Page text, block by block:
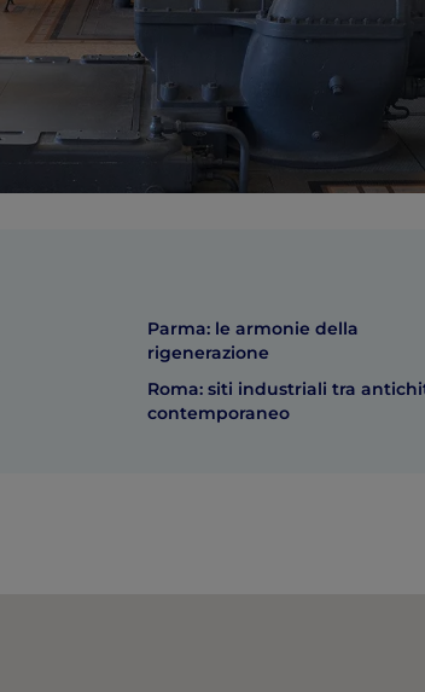
Parma: le armonie della
rigenerazione
Roma: siti industriali tra
contemporaneo